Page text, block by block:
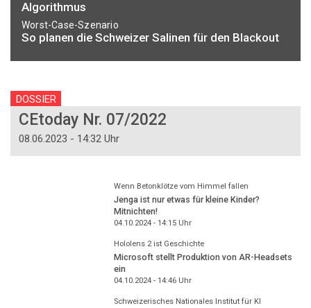
Algorithmus
Worst-Case-Szenario
So planen die Schweizer Salinen für den Blackout
DOSSIER
CEtoday Nr. 07/2022
08.06.2023 - 14:32 Uhr
Wenn Betonklötze vom Himmel fallen
Jenga ist nur etwas für kleine Kinder?
Mitnichten!
04.10.2024 - 14:15Uhr
Hololens 2 ist Geschichte
Microsoft stellt Produktion von AR-Headsets
ein
04.10.2024 - 14:46Uhr
Schweizerisches Nationales Institut für KI